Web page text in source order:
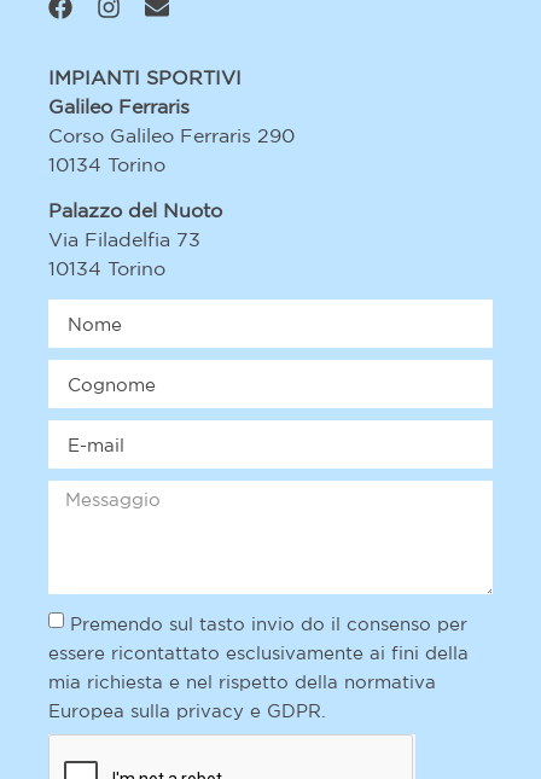
IMPIANTI SPORTIVI
Galileo Ferraris
Corso Galileo Ferraris 290
10134 Torino
Palazzo del Nuoto
Via Filadelfia 73
10134 Torino
Premendo sul tasto invio do il consenso per
essere ricontattato esclusivamente ai fini della
mia richiesta e nel rispetto della normativa
Europea sulla privacy e GDPR.